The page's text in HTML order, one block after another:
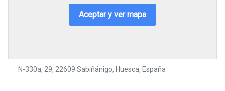
Aceptar y ver mapa
N-330a, 29, 22609 Sabiñánigo, Huesca, España